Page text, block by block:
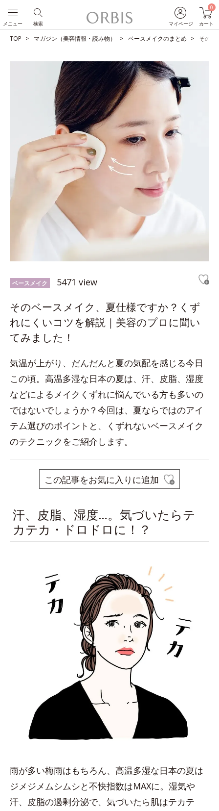
マイページ
0
カート
検索
メニュー
TOP マガジン（美容情報・読み物） ベースメイクのまとめ そのベ
ベースメイク 5471 view
そのベースメイク、夏仕様ですか？くず
れにくいコツを解説｜美容のプロに聞い
てみました！
気温が上がり、だんだんと夏の気配を感じる今日
この頃。高温多湿な日本の夏は、汗、皮脂、湿度
などによるメイクくずれに悩んでいる方も多いの
ではないでしょうか？今回は、夏ならではのアイ
テム選びのポイントと、くずれないベースメイク
のテクニックをご紹介します。
この記事をお気に入りに追加
汗、皮脂、湿度…。気づいたらテ
カテカ・ドロドロに！？
雨が多い梅雨はもちろん、高温多湿な日本の夏は
ジメジメムシムシと不快指数はMAXに。湿気や
汗、皮脂の過剰分泌で、気づいたら肌はテカテ